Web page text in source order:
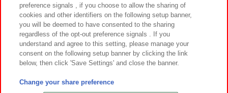
©Bandai Namco Amusement Inc.
©Bandai Namco Amusement Lab Inc.
preference signals , if you choose to allow the sharing of
cookies and other identifiers on the following setup banner,
you will be deemed to have consented to the sharing
regardless of the opt-out preference signals . If you
understand and agree to this setting, please manage your
consent on the following setup banner by clicking the link
below, then click 'Save Settings' and close the banner.
Change your share preference